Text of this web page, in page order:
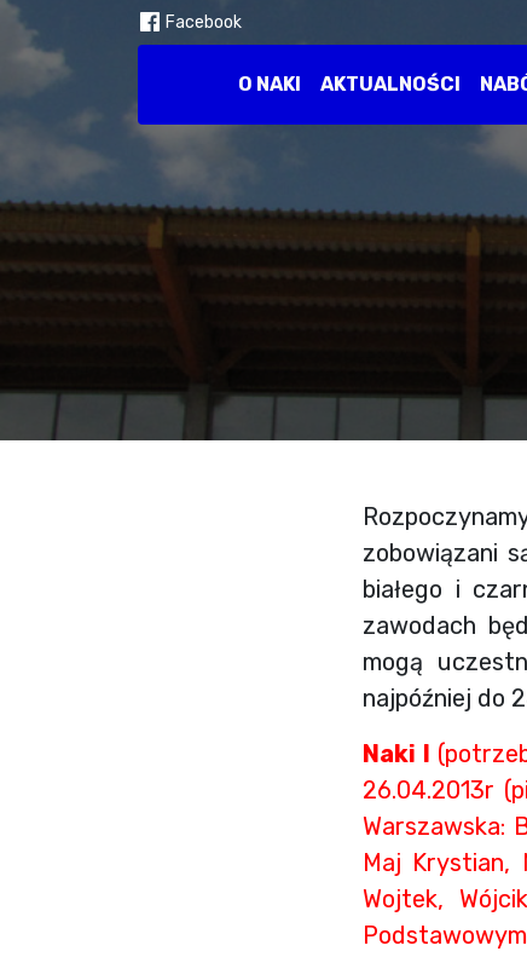
Facebook
O NAKI AKTUALNOŚCI
zobowiązani
białego i
zawodach
mogą
najpóźniej do
Naki I
26.04.2013r
Warszawska:
Maj Krystian,
Wojtek,